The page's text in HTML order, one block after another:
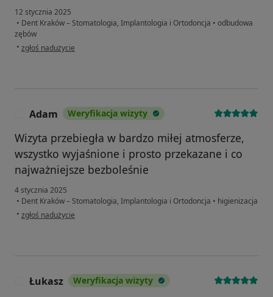
12 stycznia 2025
• Dent Kraków – Stomatologia, Implantologia i Ortodoncja • odbudowa
zębów
• w opinii użytkownika Mateusz
zgłoś nadużycie
Adam Weryfikacja wizyty
Wizyta przebiegła w bardzo miłej atmosferze,
wszystko wyjaśnione i prosto przekazane i co
najważniejsze bezboleśnie
4 stycznia 2025
• Dent Kraków – Stomatologia, Implantologia i Ortodoncja • higienizacja
• w opinii użytkownika Adam
zgłoś nadużycie
Łukasz Weryfikacja wizyty